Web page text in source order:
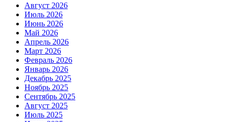
Август 2026
Июль 2026
Июнь 2026
Май 2026
Апрель 2026
Март 2026
Февраль 2026
Январь 2026
Декабрь 2025
Ноябрь 2025
Сентябрь 2025
Август 2025
Июль 2025